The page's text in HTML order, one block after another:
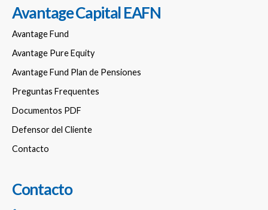
Avantage Capital EAFN
Avantage Fund
Avantage Pure Equity
Avantage Fund Plan de Pensiones
Preguntas Frequentes
Documentos PDF
Defensor del Cliente
Contacto
Contacto